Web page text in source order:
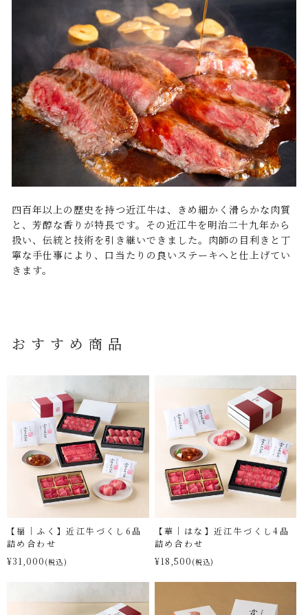
四百年以上の歴史を持つ近江牛は、きめ細かく滑らかな肉質
と、芳醇な香りが特長です。その近江牛を明治二十九年から
扱い、伝統と技術を引き継いできました。肉師の目利きと丁
寧な手仕事により、口当たりの良いステーキへと仕上げてい
きます。
おすすめ商品
【福｜ふく】近江牛づくし6品
詰め合わせ
¥31,000 (税込)
【華｜はな】近江牛づくし4品
詰め合わせ
¥18,500 (税込)